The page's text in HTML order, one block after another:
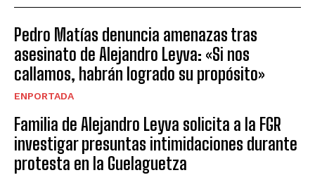
Pedro Matías denuncia amenazas tras
asesinato de Alejandro Leyva: «Si nos
callamos, habrán logrado su propósito»
ENPORTADA
Familia de Alejandro Leyva solicita a la FGR
investigar presuntas intimidaciones durante
protesta en la Guelaguetza